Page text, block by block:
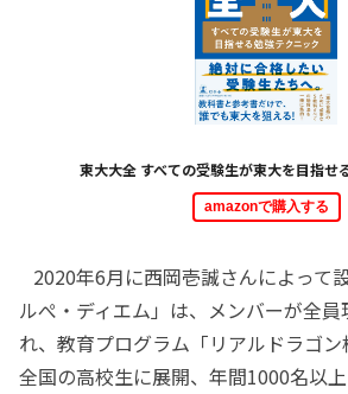
東大大全 すべての受験生が東大を目指せ
amazonで購入する
2020年6月に西岡壱誠さんによって
ルぺ・ディエム」は、メンバーが全
れ、教育プログラム「リアルドラゴ
全国の高校生に展開、年間1000名以